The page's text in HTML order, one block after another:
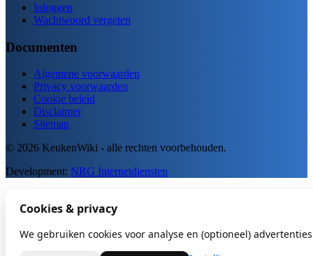
Inloggen
Wachtwoord vergeten
Documenten
Algemene voorwaarden
Privacy voorwaarden
Cookie beleid
Disclaimer
Sitemap
© 2026 KeukenWiki - alle rechten voorbehouden.
Development: NRG Internetdiensten
Cookies & privacy
We gebruiken cookies voor analyse en (optioneel)